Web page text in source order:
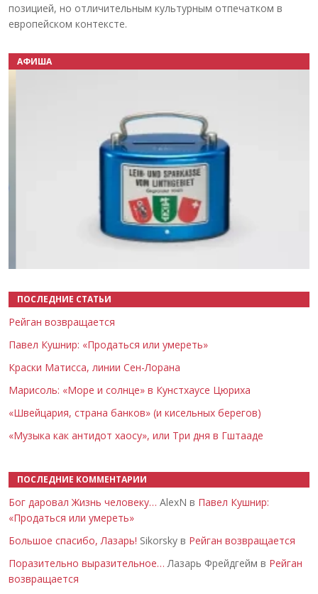
позицией, но отличительным культурным отпечатком в
европейском контексте.
АФИША
ПОСЛЕДНИЕ СТАТЬИ
Рейган возвращается
Павел Кушнир: «Продаться или умереть»
Краски Матисса, линии Сен-Лорана
Марисоль: «Море и солнце» в Кунстхаусе Цюриха
«Швейцария, страна банков» (и кисельных берегов)
«Музыка как антидот хаосу», или Три дня в Гштааде
ПОСЛЕДНИЕ КОММЕНТАРИИ
Бог даровал Жизнь человеку… AlexN в Павел Кушнир:
«Продаться или умереть»
Большое спасибо, Лазарь! Sikorsky в Рейган возвращается
Поразительно выразительное… Лазарь Фрейдгейм в Рейган
возвращается